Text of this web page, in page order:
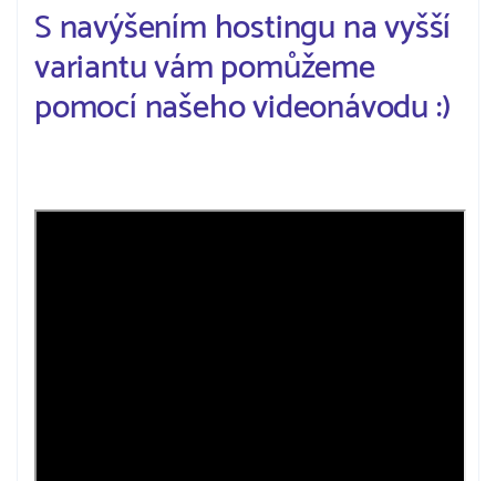
S navýšením hostingu na vyšší
variantu vám pomůžeme
pomocí našeho videonávodu :)